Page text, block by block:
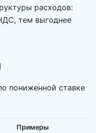
расходов:
тем выгоднее
пониженной ставке
Примеры